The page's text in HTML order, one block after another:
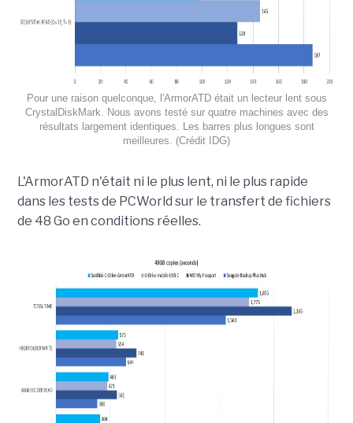
Pour une raison quelconque, l'ArmorATD était un lecteur lent sous
CrystalDiskMark. Nous avons testé sur quatre machines avec des
résultats largement identiques. Les barres plus longues sont
meilleures. (Crédit IDG)
L'ArmorATD n'était ni le plus lent, ni le plus rapide
dans les tests de PCWorld sur le transfert de fichiers
de 48 Go en conditions réelles.